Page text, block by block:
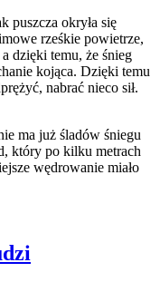
puszcza okryła się
rześkie powietrze,
dzięki temu, że śnieg
kojąca. Dzięki temu
nabrać nieco sił.
ma już śladów śniegu
który po kilku metrach
wędrowanie miało